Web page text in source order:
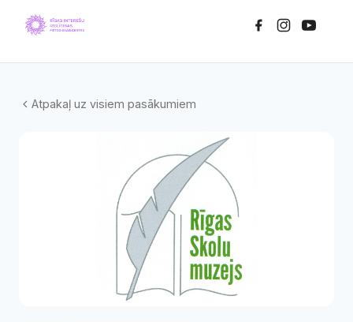
Atpakaļ uz visiem pasākumiem